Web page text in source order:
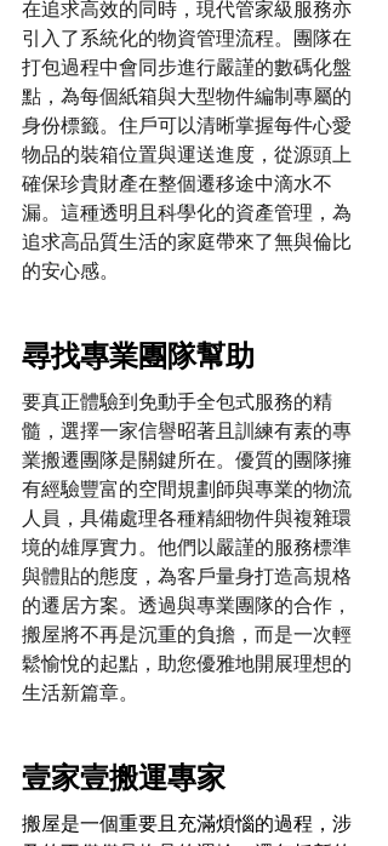
在追求高效的同時，現代管家級服務亦
引入了系統化的物資管理流程。團隊在
打包過程中會同步進行嚴謹的數碼化盤
點，為每個紙箱與大型物件編制專屬的
身份標籤。住戶可以清晰掌握每件心愛
物品的裝箱位置與運送進度，從源頭上
確保珍貴財產在整個遷移途中滴水不
漏。這種透明且科學化的資產管理，為
追求高品質生活的家庭帶來了無與倫比
的安心感。
尋找專業團隊幫助
要真正體驗到免動手全包式服務的精
髓，選擇一家信譽昭著且訓練有素的專
業搬遷團隊是關鍵所在。優質的團隊擁
有經驗豐富的空間規劃師與專業的物流
人員，具備處理各種精細物件與複雜環
境的雄厚實力。他們以嚴謹的服務標準
與體貼的態度，為客戶量身打造高規格
的遷居方案。透過與專業團隊的合作，
搬屋將不再是沉重的負擔，而是一次輕
鬆愉悅的起點，助您優雅地開展理想的
生活新篇章。
壹家壹搬運專家
搬屋是一個重要且充滿煩惱的過程，涉